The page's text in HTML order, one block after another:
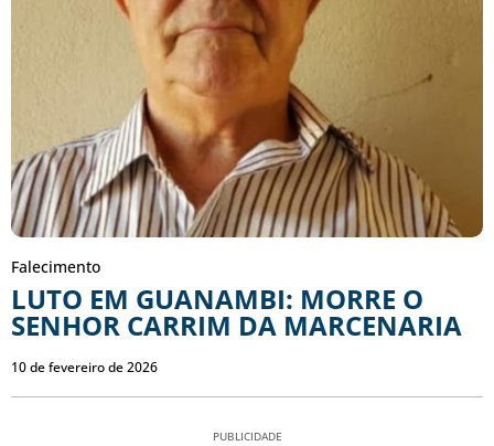
Falecimento
LUTO EM GUANAMBI: MORRE O
SENHOR CARRIM DA MARCENARIA
10 de fevereiro de 2026
PUBLICIDADE